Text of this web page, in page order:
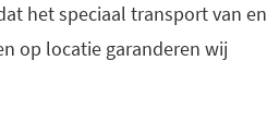
het speciaal transport van en
op locatie garanderen wij